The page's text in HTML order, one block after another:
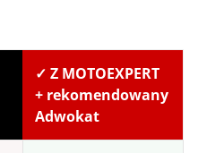
✓ Z MOTOEXPERT
+ rekomendowany
Adwokat